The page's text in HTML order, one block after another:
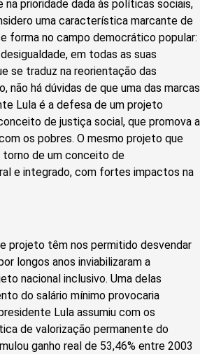
na prioridade dada às políticas sociais,
uma característica marcante de
forma no campo democrático popular:
em todas as suas
se traduz na reorientação das
não há dúvidas de que uma das marcas
Lula é a defesa de um projeto
de justiça social, que promova a
os pobres. O mesmo projeto que
torno de um conceito de
e integrado, com fortes impactos na
projeto têm nos permitido desvendar
longos anos inviabilizaram a
nacional inclusivo. Uma delas
do salário mínimo provocaria
Lula assumiu com os
de valorização permanente do
ganho real de 53,46% entre 2003